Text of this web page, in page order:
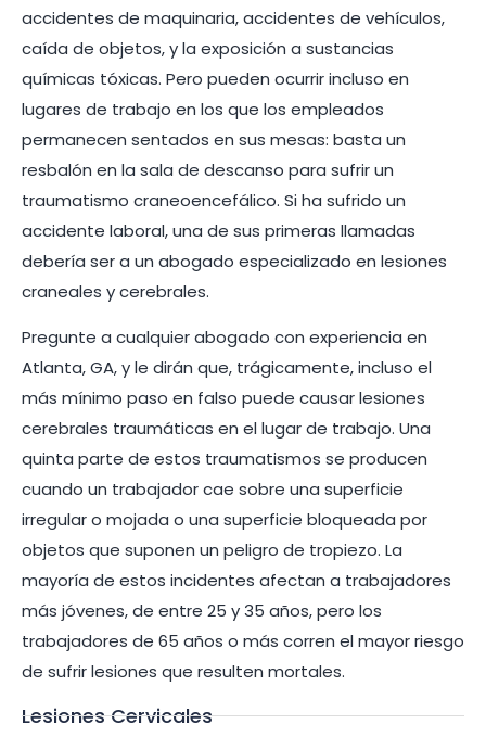
Lesiones Cervicales
accidentes de maquinaria, accidentes de vehículos,
caída de objetos, y la exposición a sustancias
químicas tóxicas. Pero pueden ocurrir incluso en
lugares de trabajo en los que los empleados
permanecen sentados en sus mesas: basta un
resbalón en la sala de descanso para sufrir un
traumatismo craneoencefálico. Si ha sufrido un
accidente laboral, una de sus primeras llamadas
debería ser a un abogado especializado en lesiones
craneales y cerebrales.
Pregunte a cualquier abogado con experiencia en
Atlanta, GA, y le dirán que, trágicamente, incluso el
más mínimo paso en falso puede causar lesiones
cerebrales traumáticas en el lugar de trabajo. Una
quinta parte de estos traumatismos se producen
cuando un trabajador cae sobre una superficie
irregular o mojada o una superficie bloqueada por
objetos que suponen un peligro de tropiezo. La
mayoría de estos incidentes afectan a trabajadores
más jóvenes, de entre 25 y 35 años, pero los
trabajadores de 65 años o más corren el mayor riesgo
de sufrir lesiones que resulten mortales.